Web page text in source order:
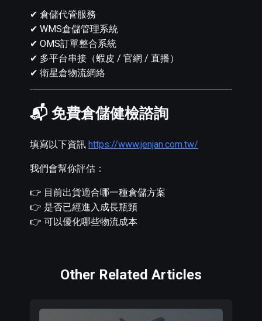
✔ 倉儲代管服務
✔ WMS倉儲管理系統
✔ OMS訂單整合系統
✔ 多平台串接（蝦皮 / 官網 / 直播）
✔ 衛星倉物流網絡
📬 免費倉儲健檢諮詢
填寫以下資訊 https://www.jenjan.com.tw/
我們會幫你評估：
👉 目前出貨適合哪一種倉儲方案
👉 是否已經進入成長瓶頸
👉 可以優化哪些物流成本
Other Related Articles